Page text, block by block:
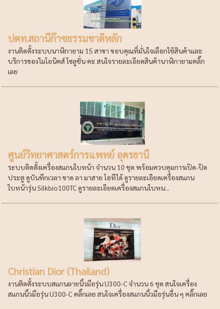
ปตท.สถานีก๊าซธรรมชาติหลัก
งานติดตั้งระบบนาฬิกายาม 15 สาขา ขอบคุณที่มั่นใจเลือกใช้สินค้าและ
บริการของไมโอนิคส์ โซลูชั่น คะ สนใจรายละเอียดสินค้านาฬิกายามคลิ๊ก
เลย
ศูนย์วิทยาศาสตร์การแพทย์ อุดรธานี
ระบบติดตั้งเครื่องสแกนใบหน้า จำนวน 10 ชุด พร้อมควบคุมการเปิด-ปิด
ประตู ดูบันทึกเวลา ขาด ลา มาสาย โอทีได้ ดูรายละเอียดเครื่องสแกน
ใบหน้ารุ่น Silkbio100TC ดูรายละเอียดเครื่องสแกนใบหน...
Christian Dior (Thailand)
งานติดตั้งระบบสแกนลายนิ้วมือรุ่น U300-C จำนวน 6 ชุด สนใจเครื่อง
สแกนนิ้วมือรุ่น U300-C คลิ๊กเลย สนใจเครื่องสแกนนิ้วมือรุ่นอื่น ๆ คลิ๊กเลย